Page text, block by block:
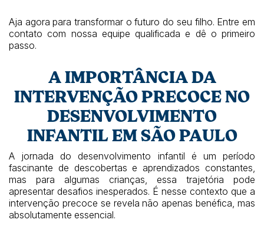
Aja agora para transformar o futuro do seu filho. Entre em
contato com nossa equipe qualificada e dê o primeiro
passo.
A IMPORTÂNCIA DA
INTERVENÇÃO PRECOCE NO
DESENVOLVIMENTO
INFANTIL EM SÃO PAULO
A jornada do desenvolvimento infantil é um período
fascinante de descobertas e aprendizados constantes,
mas para algumas crianças, essa trajetória pode
apresentar desafios inesperados. É nesse contexto que a
intervenção precoce se revela não apenas benéfica, mas
absolutamente essencial.